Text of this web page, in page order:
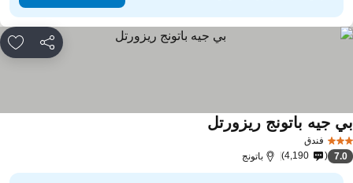
مشاركة
فندق
جيه باتونج ريزورتلمشاهدة الأسعار
7.0
4,190 باتونج